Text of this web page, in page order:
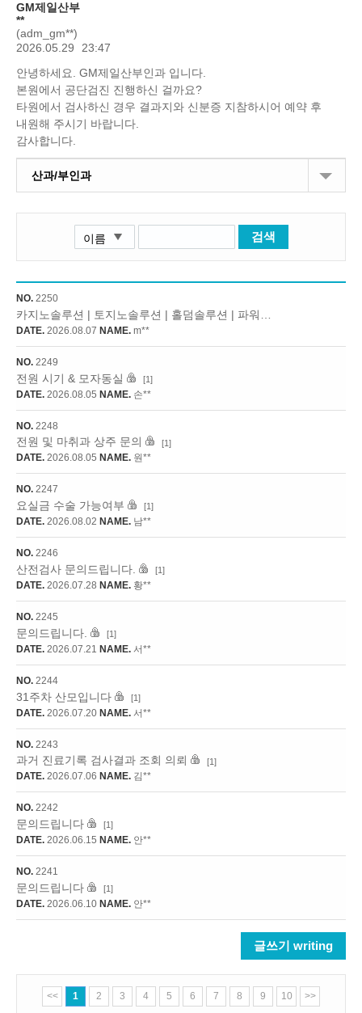
GM제일산부
**
(adm_gm**)
2026.05.29
23:47
안녕하세요. GM제일산부인과 입니다.
본원에서 공단검진 진행하신 걸까요?
타원에서 검사하신 경우 결과지와 신분증 지참하시어 예약 후
내원해 주시기 바랍니다.
감사합니다.
산과/부인과
검색
NO. 2250
DATE. 2026.08.07 NAME. m**
NO. 2249
전원 시기 & 모자동실 [1]
DATE. 2026.08.05 NAME. 손**
NO. 2248
전원 및 마취과 상주 문의 [1]
DATE. 2026.08.05 NAME. 원**
NO. 2247
요실금 수술 가능여부 [1]
DATE. 2026.08.02 NAME. 남**
NO. 2246
산전검사 문의드립니다. [1]
DATE. 2026.07.28 NAME. 황**
NO. 2245
문의드립니다. [1]
DATE. 2026.07.21 NAME. 서**
NO. 2244
31주차 산모입니다 [1]
DATE. 2026.07.20 NAME. 서**
NO. 2243
과거 진료기록 검사결과 조회 의뢰 [1]
DATE. 2026.07.06 NAME. 김**
NO. 2242
문의드립니다 [1]
DATE. 2026.06.15 NAME. 안**
NO. 2241
문의드립니다 [1]
DATE. 2026.06.10 NAME. 안**
글쓰기 writing
<< 1 2 3 4 5 6 7 8 9 10 >>